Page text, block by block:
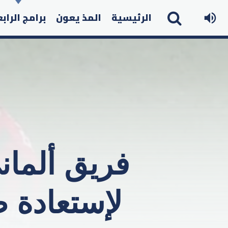
الرئيسية المذ يعون برامج
فريق
لإستعادة